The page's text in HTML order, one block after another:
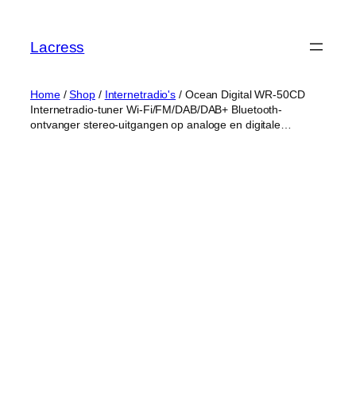
content
Lacress
Home/Shop/ Internetradio's / Ocean Digital WR-50CD
Internetradio-tuner Wi-Fi/FM/DAB/DAB+ Bluetooth-
ontvanger stereo-uitgangen op analoge en digitale…